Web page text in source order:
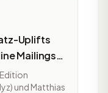
Uplifts
Mailings
und Matthias